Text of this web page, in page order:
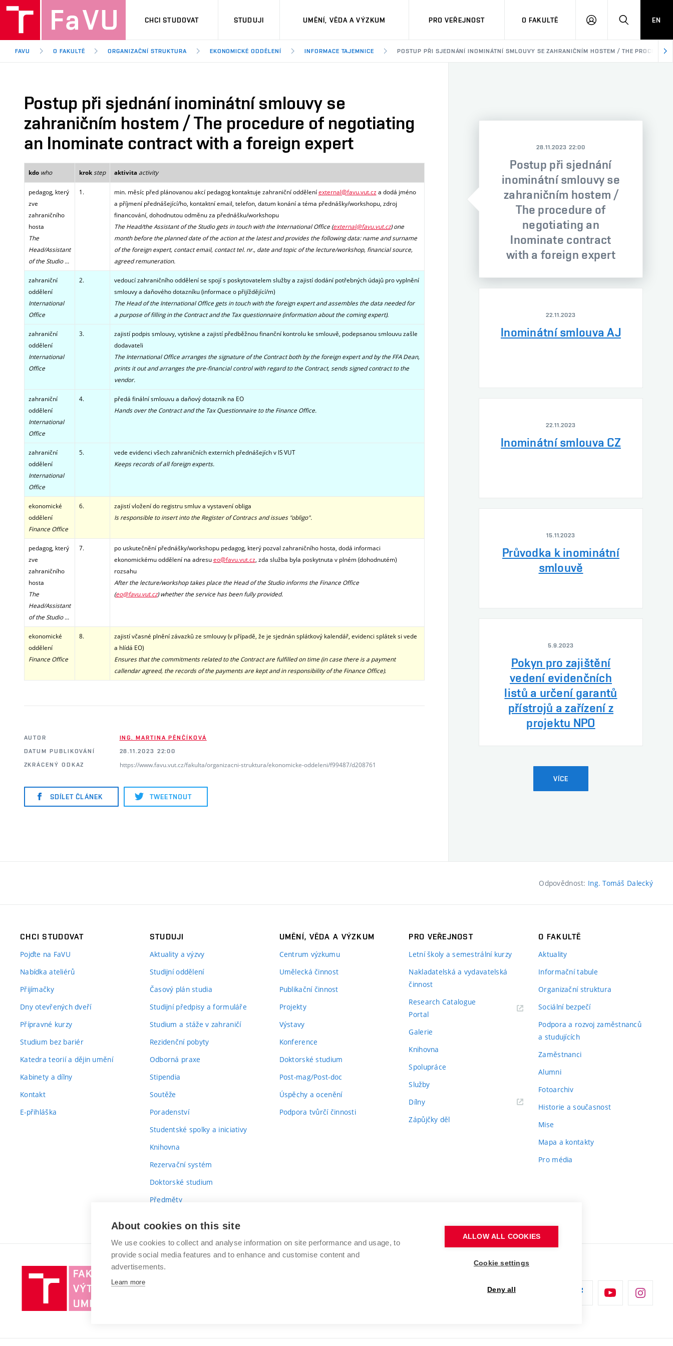
CHCI STUDOVAT STUDUJI UMĚNÍ, VĚDA A VÝZKUM PRO VEŘEJNOST O FAKULTĚ
PŘIHLÁSITHLEDAT
EN
FAVU O FAKULTĚ ORGANIZAČNÍ STRUKTURA EKONOMICKÉ ODDĚLENÍ INFORMACE TAJEMNICE POSTUP PŘI SJEDNÁNÍ INOMINÁTNÍ SMLOUVY SE ZAHRANIČNÍM HOSTEM / THE
Postup při sjednání inominátní smlouvy se
zahraničním hostem / The procedure of negotiating
an Inominate contract with a foreign expert
kdo who krok step aktivita activity
pedagog, který
zve
zahraničního
hosta
The
Head/Assistant
of the Studio ...
1. min. měsíc před plánovanou akcí pedagog kontaktuje zahraniční odděleníexternal@favu.vut.cz a dodá jméno
a příjmení přednášející/ho, kontaktní email, telefon, datum konání a téma přednášky/workshopu, zdroj
financování, dohodnutou odměnu za přednášku/workshopu
The Head/the Assistant of the Studio gets in touch with the International Office (external@favu.vut.cz)one
month before the planned date of the action at the latest and provides the following data: name and surname
of the foreign expert, contact email, contact tel. nr., date and topic of the lecture/workshop, financial source,
agreed remuneration.
zahraniční
oddělení
International
Office
2.
vedoucí zahraničního oddělení se spojí s poskytovatelem služby a zajistí dodání potřebných údajů pro vyplnění
smlouvy a daňového dotazníku (informace o přijíždějící/m)
The Head of the International Office gets in touch with the foreign expert and assembles the data needed for
a purpose of filling in the Contract and the Tax questionnaire (information about the coming expert).
zahraniční
oddělení
International
Office
3. zajistí podpis smlouvy, vytiskne a zajistí předběžnou finanční kontrolu ke smlouvě, podepsanou smlouvu zašle
dodavateli
The International Office arranges the signature of the Contract both by the foreign expert and by the FFA Dean,
prints it out and arranges the pre-financial control with regard to the Contract, sends signed contract to the
vendor.
zahraniční
oddělení
International
Office
4.
předá finální smlouvu a daňový dotazník na EO
Hands over the Contract and the Tax Questionnaire to the Finance Office.
zahraniční
oddělení
International
Office
5.
vede evidenci všech zahraničních externích přednášejích v IS VUT
Keeps records of all foreign experts.
ekonomické
oddělení
Finance Office
6.
zajistí vložení do registru smluv a vystavení obliga
Is responsible to insert into the Register of Contracs and issues "obligo".
pedagog, který
zve
zahraničního
hosta
The
Head/Assistant
of the Studio ...
7.
po uskutečnění přednášky/workshopu pedagog, který pozval zahraničního hosta, dodá informaci
ekonomickému oddělení na adresueo@favu.vut.cz , zda služba byla poskytnuta v plném (dohodnutém)
rozsahu
After the lecture/workshop takes place the Head of the Studio informs the Finance Office
(eo@favu.vut.cz)whether the service has been fully provided.
ekonomické
oddělení
Finance Office
8.
zajistí včasné plnění závazků ze smlouvy (v případě, že je sjednán splátkový kalendář, evidenci splátek si vede
a hlídá EO)
Ensures that the commitments related to the Contract are fulfilled on time (in case there is a payment
callendar agreed, the records of the payments are kept and in responsibility of the Finance Office).
AUTOR
ING. MARTINA PĚNČÍKOVÁ
DATUM PUBLIKOVÁNÍ
28.11.2023 22:00
ZKRÁCENÝ ODKAZ
https://www.favu.vut.cz/fakulta/organizacni-struktura/ekonomicke-oddeleni/f99487/d208761
SDÍLET ČLÁNEK TWEETNOUT
28.11.2023 22:00
Postup při sjednání
inominátní smlouvy se
zahraničním hostem /
The procedure of
negotiating an
Inominate contract
with a foreign expert
22.11.2023
Inominátní smlouva AJ
22.11.2023
Inominátní smlouva CZ
15.11.2023
Průvodka k inominátní
smlouvě
5.9.2023
Pokyn pro zajištění
vedení evidenčních
listů a určení garantů
přístrojů a zařízení z
projektu NPO
VÍCE
Odpovědnost: Ing. Tomáš Dalecký
CHCI STUDOVAT
Pojďte na FaVU
Nabídka ateliérů
Přijímačky
Dny otevřených dveří
Přípravné kurzy
Studium bez bariér
Katedra teorií a dějin umění
Kabinety a dílny
Kontakt
E-přihláška
STUDUJI
Aktuality a výzvy
Studijní oddělení
Časový plán studia
Studijní předpisy a formuláře
Studium a stáže v zahraničí
Rezidenční pobyty
Odborná praxe
Stipendia
Soutěže
Poradenství
Studentské spolky a iniciativy
Knihovna
Rezervační systém
Doktorské studium
Předměty
UMĚNÍ, VĚDA A VÝZKUM
Centrum výzkumu
Umělecká činnost
Publikační činnost
Projekty
Výstavy
Konference
Doktorské studium
Post-mag/Post-doc
Úspěchy a ocenění
Podpora tvůrčí činnosti
PRO VEŘEJNOST
Letní školy a semestrální kurzy
Nakladatelská a vydavatelská
činnost
Research Catalogue
Portal
Galerie
Knihovna
Spolupráce
Služby
Dílny
Zápůjčky děl
O FAKULTĚ
Aktuality
Informační tabule
Organizační struktura
Sociální bezpečí
Podpora a rozvoj zaměstnanců
a studujících
Zaměstnanci
Alumni
Fotoarchiv
Historie a současnost
Mise
Mapa a kontakty
Pro média
Vysoké
About cookies on this site
We use cookies to collect and analyse information on site performance and usage, to
provide social media features and to enhance and customise content and
advertisements.
Learn more
ALLOW ALL COOKIES
Cookie settings
Deny all